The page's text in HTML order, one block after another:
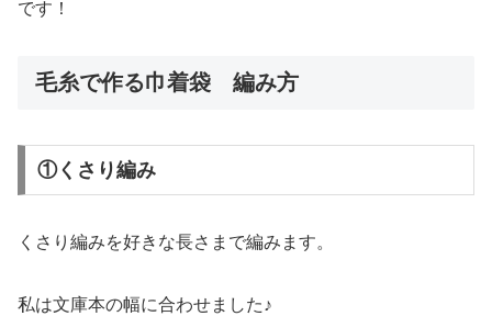
です！
毛糸で作る巾着袋 編み方
①くさり編み
くさり編みを好きな長さまで編みます。
私は文庫本の幅に合わせました♪